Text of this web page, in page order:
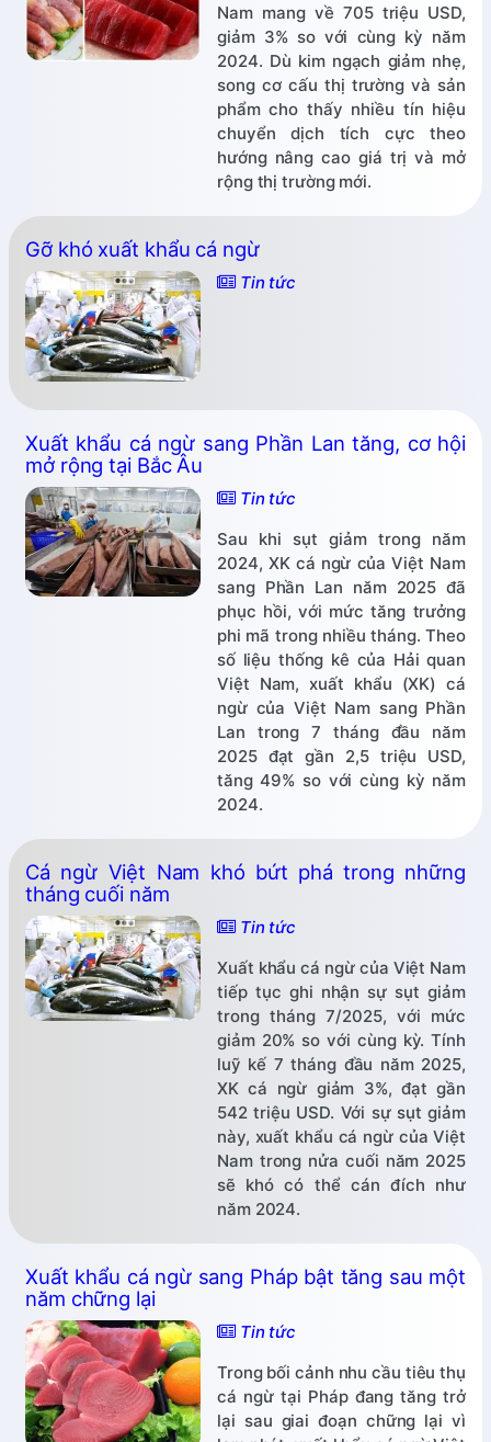
Nam mang về 705 triệu USD,
giảm 3% so với cùng kỳ năm
2024. Dù kim ngạch giảm nhẹ,
song cơ cấu thị trường và sản
phẩm cho thấy nhiều tín hiệu
chuyển dịch tích cực theo
hướng nâng cao giá trị và mở
rộng thị trường mới.
Gỡ khó xuất khẩu cá ngừ
Tin tức
Xuất khẩu cá ngừ sang Phần Lan tăng, cơ hội
mở rộng tại Bắc Âu
Tin tức
Sau khi sụt giảm trong năm
2024, XK cá ngừ của Việt Nam
sang Phần Lan năm 2025 đã
phục hồi, với mức tăng trưởng
phi mã trong nhiều tháng. Theo
số liệu thống kê của Hải quan
Việt Nam, xuất khẩu (XK) cá
ngừ của Việt Nam sang Phần
Lan trong 7 tháng đầu năm
2025 đạt gần 2,5 triệu USD,
tăng 49% so với cùng kỳ năm
2024.
Cá ngừ Việt Nam khó bứt phá trong những
tháng cuối năm
Tin tức
Xuất khẩu cá ngừ của Việt Nam
tiếp tục ghi nhận sự sụt giảm
trong tháng 7/2025, với mức
giảm 20% so với cùng kỳ. Tính
luỹ kế 7 tháng đầu năm 2025,
XK cá ngừ giảm 3%, đạt gần
542 triệu USD. Với sự sụt giảm
này, xuất khẩu cá ngừ của Việt
Nam trong nửa cuối năm 2025
sẽ khó có thể cán đích như
năm 2024.
Xuất khẩu cá ngừ sang Pháp bật tăng sau một
năm chững lại
Tin tức
Trong bối cảnh nhu cầu tiêu thụ
cá ngừ tại Pháp đang tăng trở
lại sau giai đoạn chững lại vì